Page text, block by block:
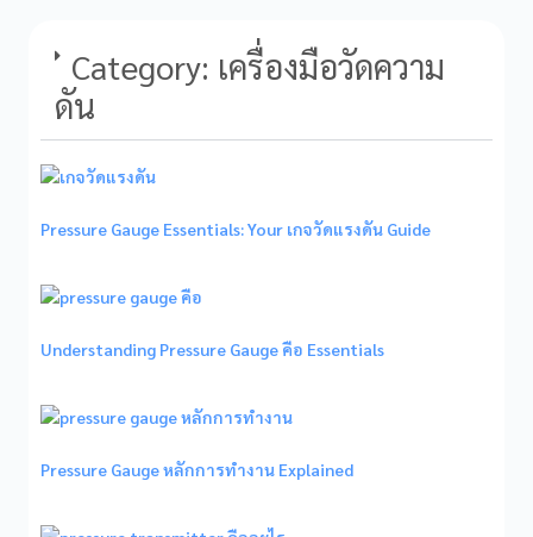
Category: เครื่องมือวัดความ
ดัน
Pressure Gauge Essentials: Your เกจวัดแรงดัน Guide
Understanding Pressure Gauge คือ Essentials
Pressure Gauge หลักการทํางาน Explained